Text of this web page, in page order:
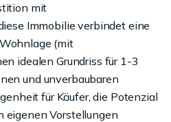
mit
Immobilie verbindet eine
(mit
idealen Grundriss für 1-3
und unverbaubaren
für Käufer, die Potenzial
eigenen Vorstellungen